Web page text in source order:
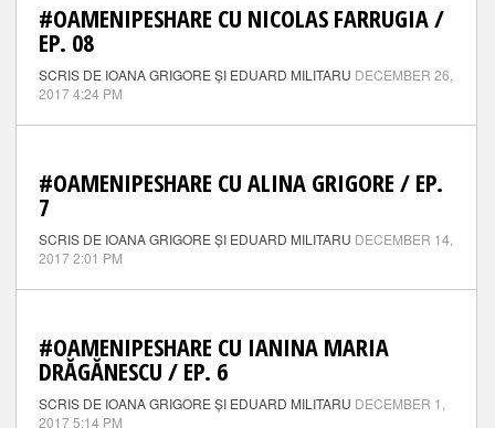
#OAMENIPESHARE CU NICOLAS FARRUGIA /
EP. 08
SCRIS DE IOANA GRIGORE ȘI EDUARD MILITARU DECEMBER 26,
2017 4:24 PM
#OAMENIPESHARE CU ALINA GRIGORE / EP.
7
SCRIS DE IOANA GRIGORE ȘI EDUARD MILITARU DECEMBER 14,
2017 2:01 PM
#OAMENIPESHARE CU IANINA MARIA
DRĂGĂNESCU / EP. 6
SCRIS DE IOANA GRIGORE ȘI EDUARD MILITARU DECEMBER 1,
2017 5:14 PM